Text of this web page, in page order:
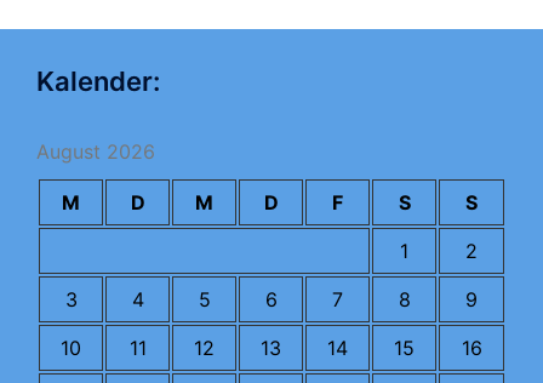
Kalender:
August 2026
M D M D F S
S
1
2
3
4 5 6 7 8
9
10
11 12 13 14 15
16